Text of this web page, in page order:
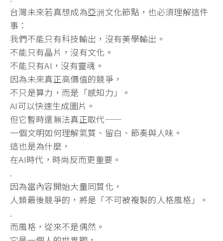
台灣未來若真想成為亞洲文化節點，也必須理解這件
事：
我們不能只有科技輸出，沒有美學輸出。
不能只有晶片，沒有文化。
不能只有AI，沒有靈魂。
因為未來真正高價值的競爭，
不只是算力，而是「感知力」。
AI可以快速生成圖片。
但它暫時還無法真正取代——
一個文明如何理解氣質、留白、節奏與人味。
這也是為什麼，
在AI時代，時尚反而更重要。
.
因為當內容開始大量同質化，
人類最後競爭的，將是「不可被複製的人格風格」。
.
而風格，從來不是偶然。